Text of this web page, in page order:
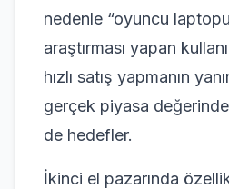
nedenle “oyuncu
araştırması yapan
hızlı satış yapmanın
gerçek piyasa
de hedefler.
İkinci el pazarında